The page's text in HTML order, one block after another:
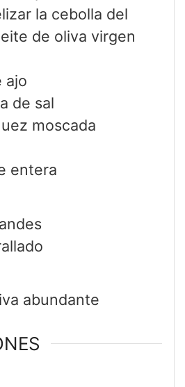
la cebolla del
de oliva virgen
ajo
de sal
moscada
entera
abundante